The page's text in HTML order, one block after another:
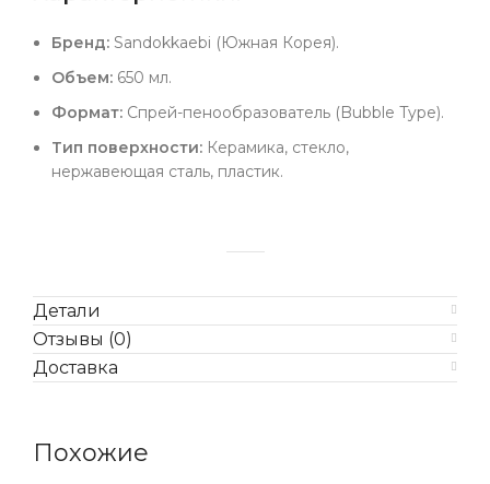
Бренд: Sandokkaebi (Южная Корея).
Объем: 650 мл.
Формат: Спрей-пенообразователь (Bubble Type).
Тип поверхности: Керамика, стекло,
нержавеющая сталь, пластик.
Детали
Отзывы (0)
Доставка
Похожие